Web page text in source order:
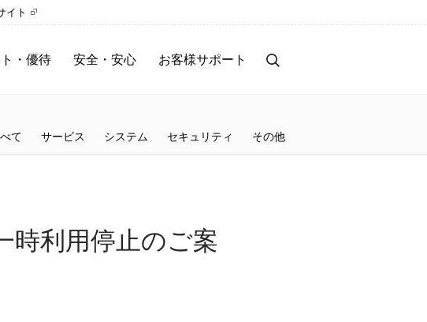
・優待
ビス
安全・安心
保険サービス
お客様サポート
サービス改善レポート
イト
て サービス システム セキュリティ その他
時利用停止のご案